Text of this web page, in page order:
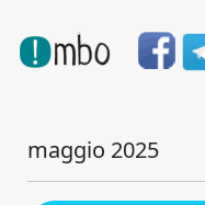
maggio 2025